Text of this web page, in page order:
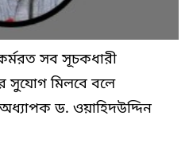
কর্মরত সব সূচকধারী
সুযোগ মিলবে বলে
অধ্যাপক ড. ওয়াহিদউদ্দিন